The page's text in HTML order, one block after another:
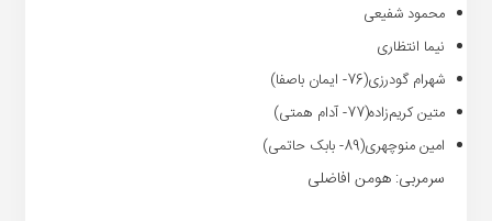
محمود شفیعی
نیما انتظاری
شهرام گودرزی(76- ایمان باصفا)
متین کریم‌زاده(77- آدام همتی)
امین منوچهری(89- بابک حاتمی)
سرمربی: هومن افاضلی